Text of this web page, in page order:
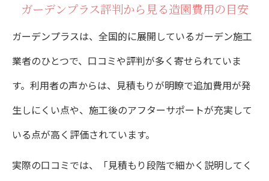
ガーデンプラス評判から見る造園費用の目安
ガーデンプラスは、全国的に展開しているガーデン施工
業者のひとつで、口コミや評判が多く寄せられていま
す。利用者の声からは、見積もりが明瞭で追加費用が発
生しにくい点や、施工後のアフターサポートが充実して
いる点が高く評価されています。
実際の口コミでは、「見積もり段階で細かく説明してく